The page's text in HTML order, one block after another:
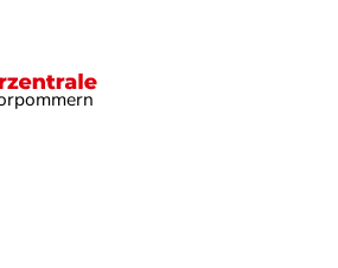
Lebensmittel